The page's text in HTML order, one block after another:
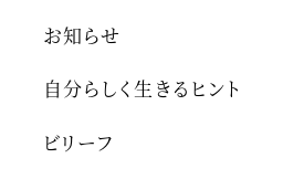
お知らせ
自分らしく生きるヒント
ビリーフ